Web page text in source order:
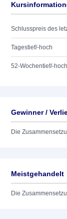
Schlusspreis des
Tagestief/-hoch
52-Wochentief/-hoch
Gewinner /
Die
Meistgehandelt
Die